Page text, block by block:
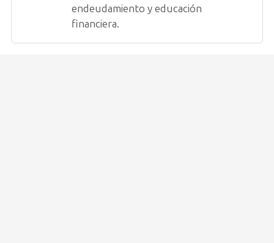
endeudamiento y educación
financiera.